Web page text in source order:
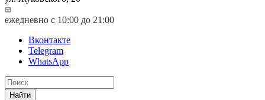
ежедневно с 10:00 до 21:00
Вконтакте
Telegram
WhatsApp
Найти